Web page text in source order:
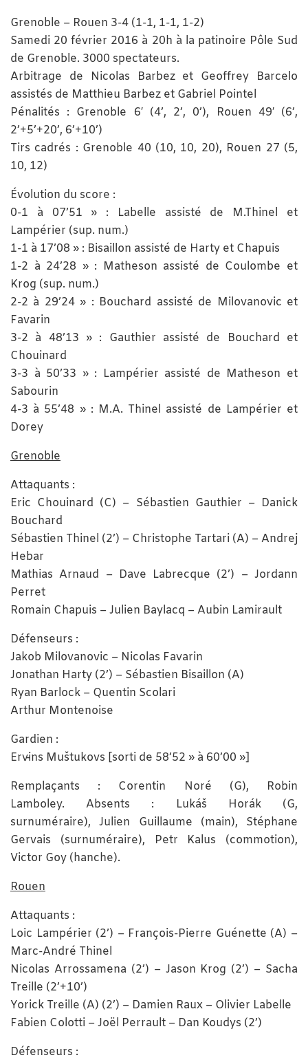
Grenoble – Rouen 3-4 (1-1, 1-1, 1-2)
Samedi 20 février 2016 à 20h à la patinoire Pôle Sud
de Grenoble. 3000 spectateurs.
Arbitrage de Nicolas Barbez et Geoffrey Barcelo
assistés de Matthieu Barbez et Gabriel Pointel
Pénalités : Grenoble 6′ (4’, 2’, 0’), Rouen 49′ (6’,
2’+5’+20’, 6’+10’)
Tirs cadrés : Grenoble 40 (10, 10, 20), Rouen 27 (5,
10, 12)
Évolution du score :
0-1 à 07’51 » : Labelle assisté de M.Thinel et
Lampérier (sup. num.)
1-1 à 17’08 » : Bisaillon assisté de Harty et Chapuis
1-2 à 24’28 » : Matheson assisté de Coulombe et
Krog (sup. num.)
2-2 à 29’24 » : Bouchard assisté de Milovanovic et
Favarin
3-2 à 48’13 » : Gauthier assisté de Bouchard et
Chouinard
3-3 à 50’33 » : Lampérier assisté de Matheson et
Sabourin
4-3 à 55’48 » : M.A. Thinel assisté de Lampérier et
Dorey
Grenoble
Attaquants :
Eric Chouinard (C) – Sébastien Gauthier – Danick
Bouchard
Sébastien Thinel (2’) – Christophe Tartari (A) – Andrej
Hebar
Mathias Arnaud – Dave Labrecque (2’) – Jordann
Perret
Romain Chapuis – Julien Baylacq – Aubin Lamirault
Défenseurs :
Jakob Milovanovic – Nicolas Favarin
Jonathan Harty (2’) – Sébastien Bisaillon (A)
Ryan Barlock – Quentin Scolari
Arthur Montenoise
Gardien :
Ervīns Muštukovs [sorti de 58’52 » à 60’00 »]
Remplaçants : Corentin Noré (G), Robin
Lamboley. Absents :
Lukáš Horák (G,
surnuméraire),Julien Guillaume (main), Stéphane
Gervais (surnuméraire), Petr Kalus (commotion),
Victor Goy (hanche).
Rouen
Attaquants :
Loic Lampérier (2’) – François-Pierre Guénette (A) –
Marc-André Thinel
Nicolas Arrossamena (2’) – Jason Krog (2’) – Sacha
Treille (2’+10’)
Yorick Treille (A) (2’) – Damien Raux – Olivier Labelle
Fabien Colotti – Joël Perrault – Dan Koudys (2’)
Défenseurs :